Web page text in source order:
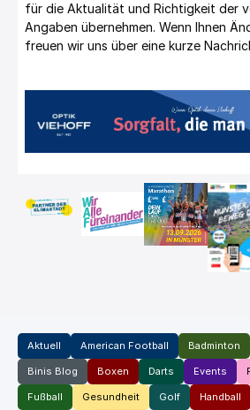
für die Aktualität und Richtigkeit der
Angaben übernehmen. Wenn Ihnen
freuen wir uns über eine kurze
Aktuell American Football Badminton
Binis Blog Boxen Darts Events
Fußball Gesundheit Golf Handball